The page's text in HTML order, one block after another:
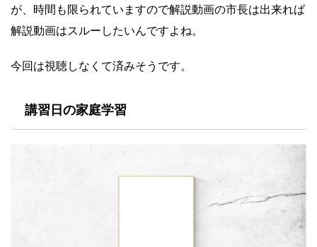
が、時間も限られていますので解説動画の市長は出来れば
解説動画はスルーしたいんですよね。
今回は視聴しなくて済みそうです。
講習日の家庭学習